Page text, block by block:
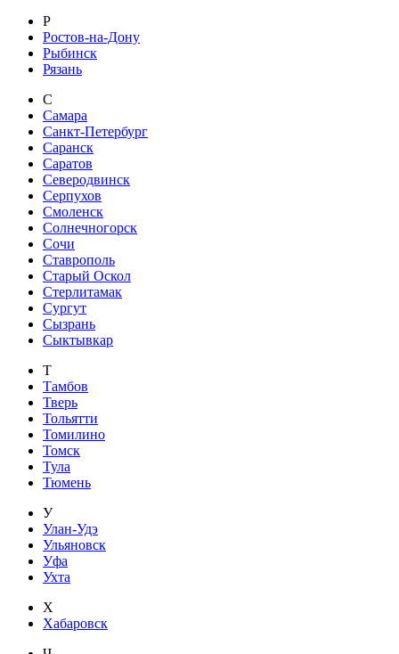
Р
Ростов-на-Дону
Рыбинск
Рязань
С
Самара
Санкт-Петербург
Саранск
Саратов
Северодвинск
Серпухов
Смоленск
Солнечногорск
Сочи
Ставрополь
Старый Оскол
Стерлитамак
Сургут
Сызрань
Сыктывкар
Т
Тамбов
Тверь
Тольятти
Томилино
Томск
Тула
Тюмень
У
Улан-Удэ
Ульяновск
Уфа
Ухта
Х
Хабаровск